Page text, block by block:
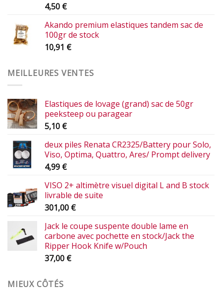
4,50 €
Akando premium elastiques tandem sac de
100gr de stock
10,91 €
MEILLEURES VENTES
Elastiques de lovage (grand) sac de 50gr
peeksteep ou paragear
5,10 €
deux piles Renata CR2325/Battery pour Solo,
Viso, Optima, Quattro, Ares/ Prompt delivery
4,99 €
VISO 2+ altimètre visuel digital L and B stock
livrable de suite
301,00 €
Jack le coupe suspente double lame en
carbone avec pochette en stock/Jack the
Ripper Hook Knife w/Pouch
37,00 €
MIEUX CÔTÉS